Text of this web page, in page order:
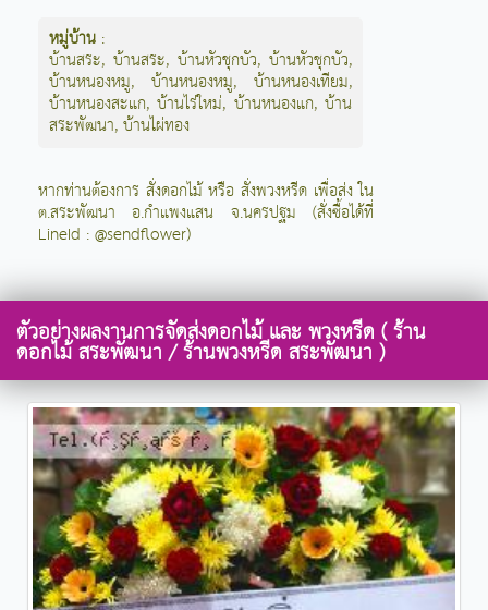
หมู่บ้าน :
บ้านสระ,บ้านสระ,บ้านหัวชุกบัว,บ้านหัวชุกบัว,
บ้านหนองหมู,บ้านหนองหมู,บ้านหนองเทียม,
บ้านหนองสะแก,บ้านไร่ใหม่, บ้านหนองแก,บ้าน
สระพัฒนา,บ้านไผ่ทอง
หากท่านต้องการ สั่งดอกไม้ หรือ สั่งพวงหรีด เพื่อส่ง ใน
ต.สระพัฒนา อ.กำแพงแสน จ.นครปฐม (สั่งซื้อได้ที่
LineId : @sendflower)
ตัวอย่างผลงานการจัดส่งดอกไม้ และ พวงหรีด ( ร้าน
ดอกไม้ สระพัฒนา / ร้านพวงหรีด สระพัฒนา )